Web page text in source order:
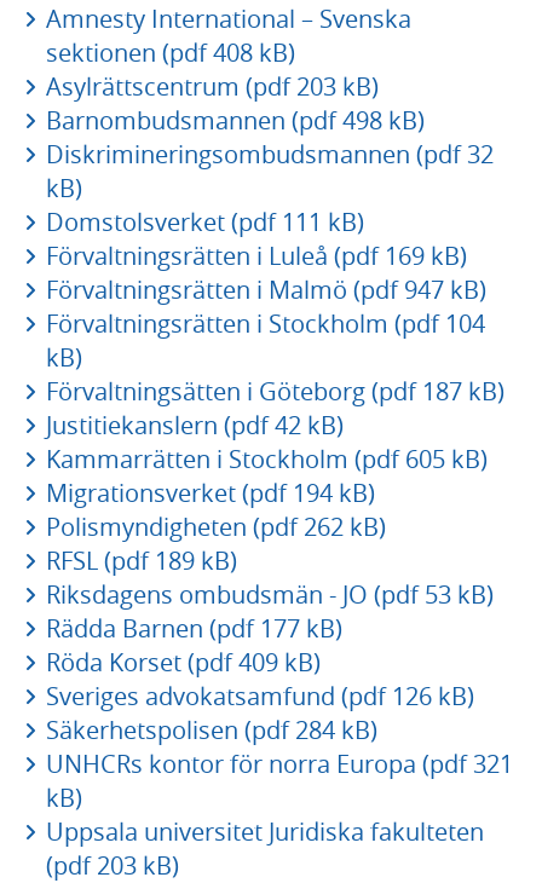
Amnesty International – Svenska
sektionen (pdf 408 kB)
Asylrättscentrum (pdf 203 kB)
Barnombudsmannen (pdf 498 kB)
Diskrimineringsombudsmannen (pdf 32
kB)
Domstolsverket (pdf 111 kB)
Förvaltningsrätten i Luleå (pdf 169 kB)
Förvaltningsrätten i Malmö (pdf 947 kB)
Förvaltningsrätten i Stockholm (pdf 104
kB)
Förvaltningsätten i Göteborg (pdf 187 kB)
Justitiekanslern (pdf 42 kB)
Kammarrätten i Stockholm (pdf 605 kB)
Migrationsverket (pdf 194 kB)
Polismyndigheten (pdf 262 kB)
RFSL (pdf 189 kB)
Riksdagens ombudsmän - JO (pdf 53 kB)
Rädda Barnen (pdf 177 kB)
Röda Korset (pdf 409 kB)
Sveriges advokatsamfund (pdf 126 kB)
Säkerhetspolisen (pdf 284 kB)
UNHCRs kontor för norra Europa (pdf 321
kB)
Uppsala universitet Juridiska fakulteten
(pdf 203 kB)